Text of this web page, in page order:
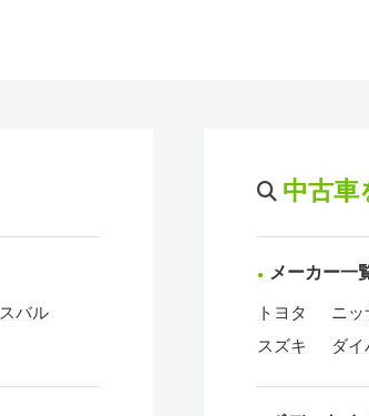
スバル
中古車
メーカー一
トヨタ ニッ
スズキ
ダイ